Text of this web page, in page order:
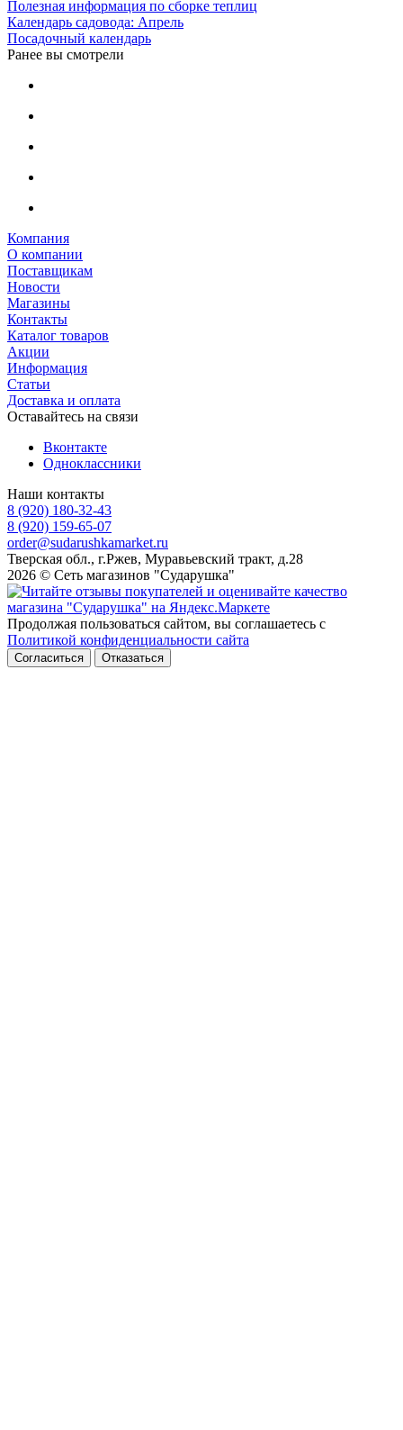
Полезная информация по сборке теплиц
Календарь садовода: Апрель
Посадочный календарь
Ранее вы смотрели
Компания
О компании
Поставщикам
Новости
Магазины
Контакты
Каталог товаров
Акции
Информация
Статьи
Доставка и оплата
Оставайтесь на связи
Вконтакте
Одноклассники
Наши контакты
8 (920) 180-32-43
8 (920) 159-65-07
order@sudarushkamarket.ru
Тверская обл., г.Ржев, Муравьевский тракт, д.28
2026 © Сеть магазинов "Сударушка"
Продолжая пользоваться сайтом, вы соглашаетесь с
Политикой конфиденциальности сайта
Согласиться Отказаться